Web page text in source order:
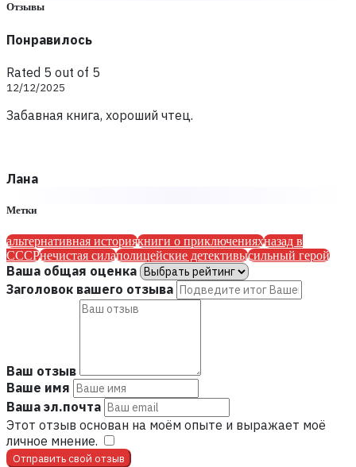
Отзывы
Понравилось
Rated 5 out of 5
12/12/2025
Забавная книга, хороший чтец.
Лана
Метки
альтернативная историякниги о приключенияхназад в
СССРнечистая силаполицейские детективысильный герой
Ваша общая оценка
Заголовок вашего отзыва
Ваш отзыв
Ваше имя
Ваша эл.почта
Этот отзыв основан на моём опыте и выражает моё
личное мнение.
Отправить свой отзыв